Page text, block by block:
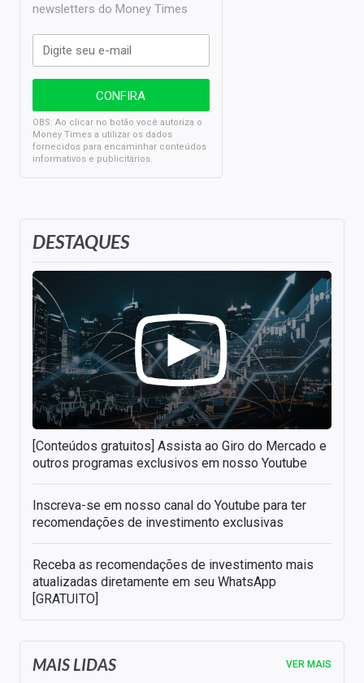
DESTAQUES
[Conteúdos gratuitos] Assista ao Giro do Mercado e
outros programas exclusivos em nosso Youtube
Inscreva-se em nosso canal do Youtube para ter
recomendações de investimento exclusivas
Receba as recomendações de investimento mais
atualizadas diretamente em seu WhatsApp
[GRATUITO]
newsletters do Money Times
OBS: Ao clicar no botão você autoriza o
Money Times a utilizar os dados
fornecidos para encaminhar conteúdos
informativos e publicitários.
MAIS LIDAS VER MAIS